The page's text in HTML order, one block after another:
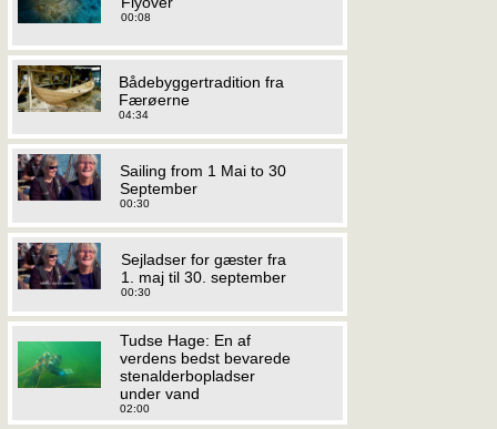
00:08
Bådebyggertradition fra
Færøerne
04:34
Sailing from 1 Mai to 30
September
00:30
Sejladser for gæster fra
1. maj til 30. september
00:30
Tudse Hage: En af
verdens bedst bevarede
stenalderbopladser
under vand
02:00